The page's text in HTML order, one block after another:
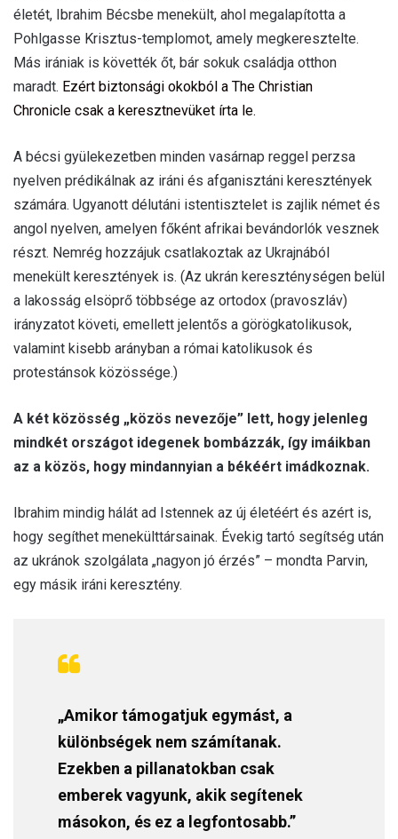
életét, Ibrahim Bécsbe menekült, ahol megalapította a
Pohlgasse Krisztus-templomot, amely megkeresztelte.
Más irániak is követték őt, bár sokuk családja otthon
maradt. Ezért biztonsági okokból a The Christian
Chronicle csak a keresztnevüket írta le.
A bécsi gyülekezetben minden vasárnap reggel perzsa
nyelven prédikálnak az iráni és afganisztáni keresztények
számára. Ugyanott délutáni istentisztelet is zajlik német és
angol nyelven, amelyen főként afrikai bevándorlók vesznek
részt. Nemrég hozzájuk csatlakoztak az Ukrajnából
menekült keresztények is. (Az ukrán kereszténységen belül
a lakosság elsöprő többsége az ortodox (pravoszláv)
irányzatot követi, emellett jelentős a görögkatolikusok,
valamint kisebb arányban a római katolikusok és
protestánsok közössége.)
A két közösség „közös nevezője” lett, hogy jelenleg
mindkét országot idegenek bombázzák, így imáikban
az a közös, hogy mindannyian a békéért imádkoznak.
Ibrahim mindig hálát ad Istennek az új életéért és azért is,
hogy segíthet menekülttársainak. Évekig tartó segítség után
az ukránok szolgálata „nagyon jó érzés” – mondta Parvin,
egy másik iráni keresztény.
„Amikor támogatjuk egymást, a
különbségek nem számítanak.
Ezekben a pillanatokban csak
emberek vagyunk, akik segítenek
másokon, és ez a legfontosabb.”